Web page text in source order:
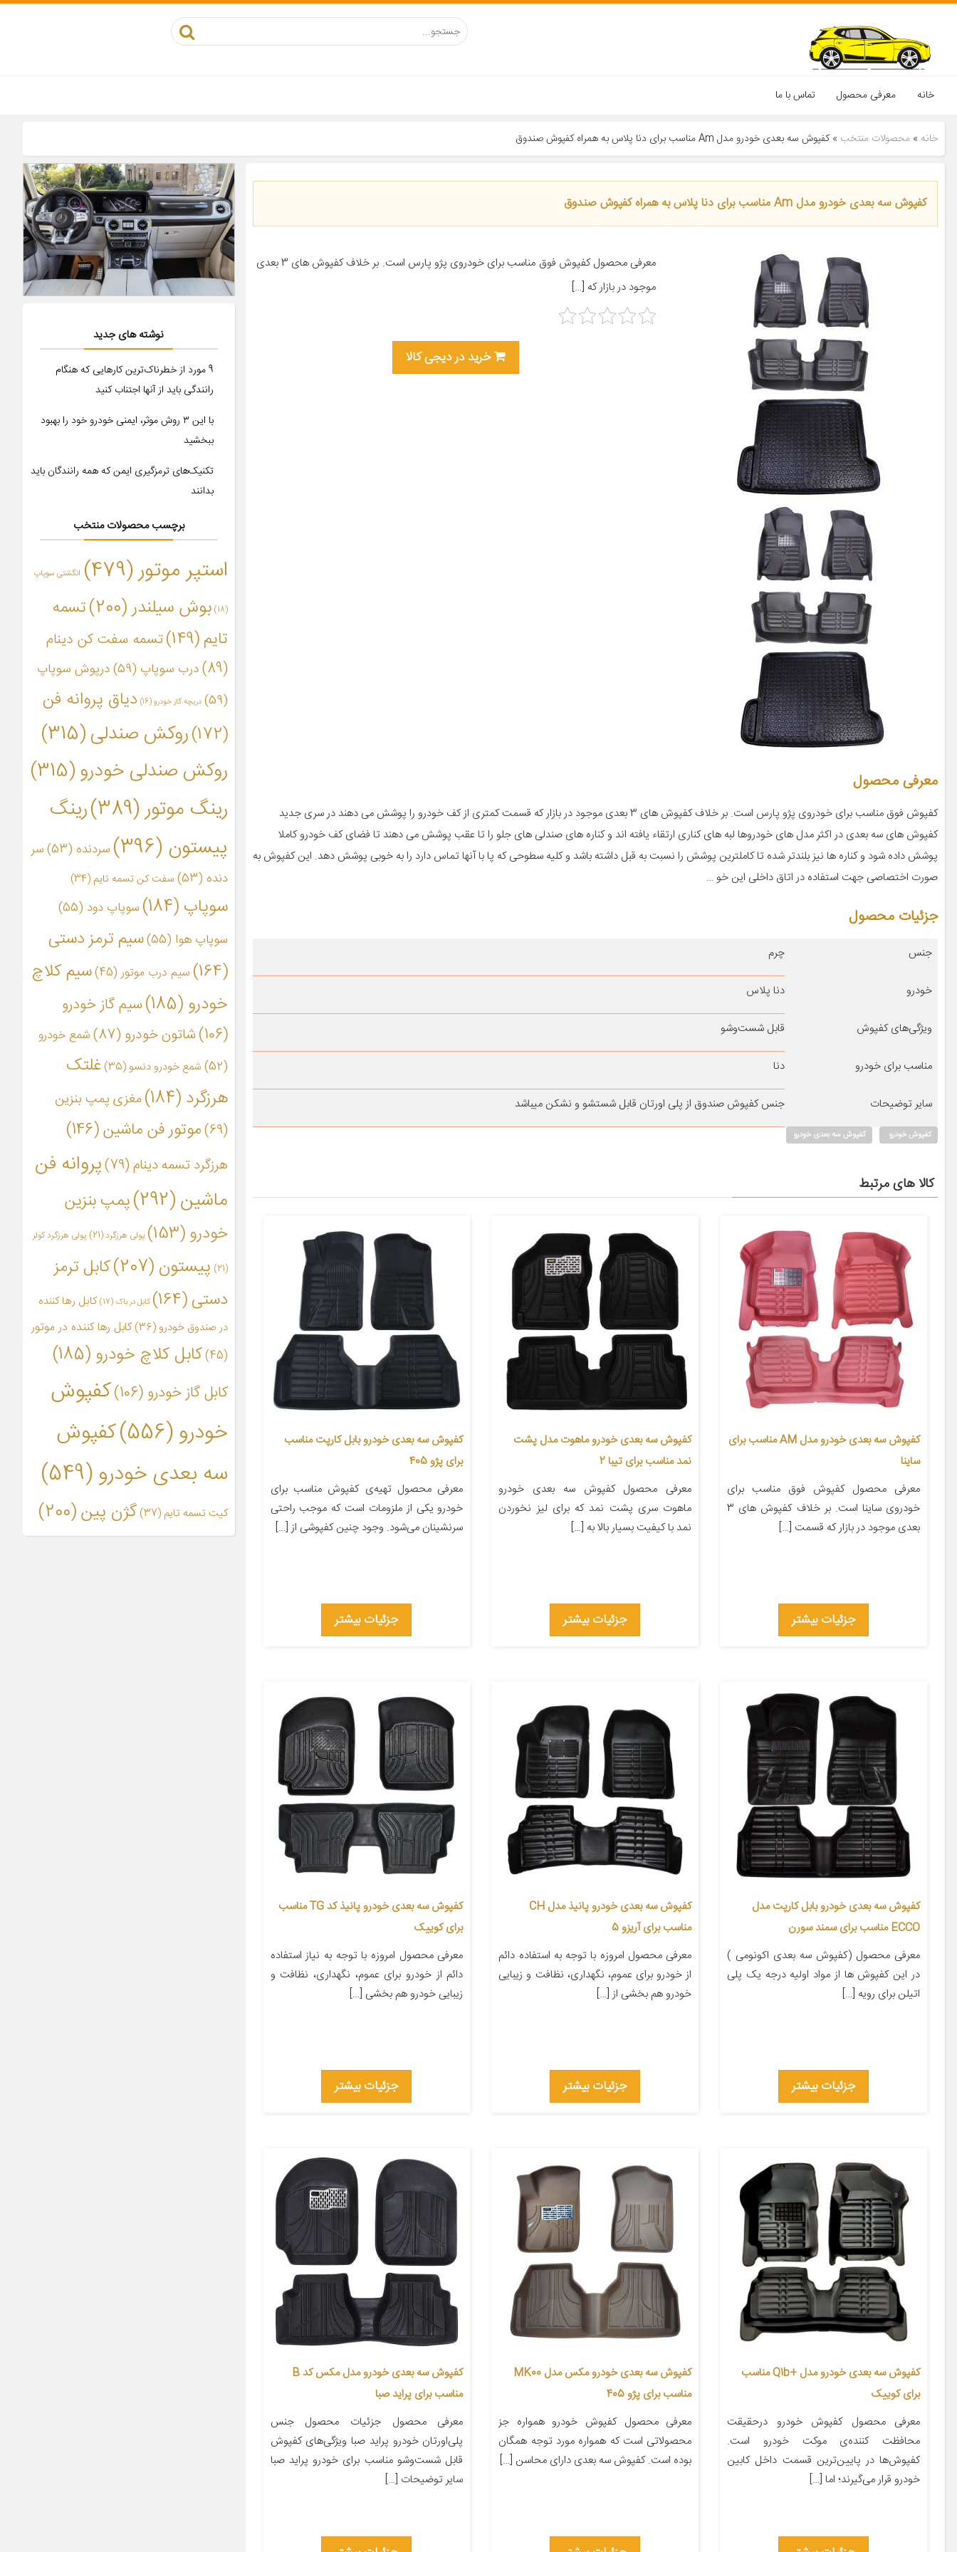
خانه معرفی محصول تماس با ما
خانه » محصولات منتخب »کفپوش سه بعدی خودرو مدل Am مناسب برای دنا پلاس به همراه کفپوش صندوق
کفپوش سه بعدی خودرو مدل Am مناسب برای دنا پلاس به همراه کفپوش صندوق
معرفی محصول کفپوش فوق مناسب برای خودروی پژو پارس است. بر خلاف کفپوش های 3 بعدی
موجود در بازار که […]
خرید در دیجی کالا
معرفی محصول
کفپوش فوق مناسب برای خودروی پژو پارس است. بر خلاف کفپوش های 3 بعدی موجود در بازار که قسمت کمتری از کف خودرو را پوشش می دهند در سری جدید
کفپوش های سه بعدی در اکثر مدل های خودروها لبه های کناری ارتقاء یافته اند و کناره های صندلی های جلو را تا عقب پوشش می دهند تا فضای کف خودرو کاملا
پوشش داده شود و کناره ها نیز بلندتر شده تا کاملترین پوشش را نسبت به قبل داشته باشد و کلیه سطوحی که پا با آنها تماس دارد را به خوبی پوشش دهد. این کفپوش به
صورت اختصاصی جهت استفاده در اتاق داخلی این خو …
جزئیات محصول
جنس چرم
خودرو دنا پلاس
ویژگی‌های کفپوش قابل شست‌وشو
مناسب برای خودرو دنا
سایر توضیحات جنس کفپوش صندوق از پلی اورتان قابل شستشو و نشکن میباشد
کفپوش خودرو کفپوش سه بعدی خودرو
کالا های مرتبط
کفپوش سه بعدی خودرو مدل AM مناسب برای
ساینا
معرفی محصول کفپوش فوق مناسب برای
خودروی ساینا است. بر خلاف کفپوش های 3
بعدی موجود در بازار که قسمت […]
جزئیات بیشتر
کفپوش سه بعدی خودرو ماهوت مدل پشت
نمد مناسب برای تیبا 2
معرفی محصول کفپوش سه بعدی خودرو
ماهوت سری پشت نمد که برای لیز نخوردن
نمد با کیفیت بسیار بالا به […]
جزئیات بیشتر
کفپوش سه بعدی خودرو بابل کارپت مناسب
برای پژو 405
معرفی محصول تهیه‌ی کفپوش مناسب برای
خودرو یکی از ملزومات است که موجب راحتی
سرنشینان می‌شود. وجود چنین کفپوشی از […]
جزئیات بیشتر
کفپوش سه بعدی خودرو بابل کارپت مدل
ECCO مناسب برای سمند سورن
معرفی محصول (کفپوش سه بعدی اکونومی )
در این کفپوش ها از مواد اولیه درجه یک پلی
اتیلن برای رویه […]
جزئیات بیشتر
کفپوش سه بعدی خودرو پانیذ مدل CH
مناسب برای آریزو 5
معرفی محصول امروزه با توجه به استفاده دائم
از خودرو برای عموم، نگهداری، نظافت و زیبایی
خودرو هم بخشی از […]
جزئیات بیشتر
کفپوش سه بعدی خودرو پانیذ کد TG مناسب
برای کوییک
معرفی محصول امروزه با توجه به نیاز استفاده
دائم از خودرو برای عموم، نگهداری، نظافت و
زیبایی خودرو هم بخشی […]
جزئیات بیشتر
کفپوش سه بعدی خودرو مدل +Q1b مناسب
برای کوییک
معرفی محصول کفپوش خودرو درحقیقت
محافظت کننده‌ی موکت خودرو است.
کفپوش‌ها در پایین‌ترین قسمت داخل کابین
خودرو قرار می‌گیرند؛ اما […]
کفپوش سه بعدی خودرو مکس مدل MK00
مناسب برای پژو 405
معرفی محصول کفپوش خودرو همواره جز
محصولاتی است که همواره مورد توجه همگان
بوده است. کفپوش سه بعدی دارای محاسن […]
کفپوش سه بعدی خودرو مدل مکس کد B
مناسب برای پراید صبا
معرفی محصول جزئیات محصول جنس
پلی‌اورتان خودرو پراید صبا ویژگی‌های کفپوش
قابل شست‌وشو مناسب برای خودرو پراید صبا
سایر توضیحات […]
نوشته های جدید
9 مورد از خطرناک‌ترین کارهایی که هنگام
رانندگی باید از آنها اجتناب کنید
با این ۳ روش موثر، ایمنی خودرو خود را بهبود
ببخشید
تکنیک‌های ترمزگیری ایمن که همه رانندگان باید
بدانند
برچسب محصولات منتخب
استپر موتور(479) انگشتی سوپاپ
(18) بوش سیلندر (200)
تسمه
تایم(149)
تسمه سفت کن دینام
(89)
درب سوپاپ (59)
درپوش سوپاپ
(59)
دریچه گاز خودرو(16)
دیاق پروانه فن
(172)
روکش صندلی(315)
روکش صندلی خودرو(315)
رینگ موتور(389)
رینگ
پیستون (396) سردنده (53)
سر
دنده (53) سفت کن تسمه تایم (34)
سوپاپ (184) سوپاپ دود (55)
سوپاپ هوا (55)
سیم ترمز دستی
(164)
سیم درب موتور(45)
سیم کلاچ
خودرو (185)
سیم گاز خودرو
(106)
شاتون خودرو (87)
شمع خودرو
(52)
شمع خودرو دنسو (35)
غلتک
هرزگرد (184)
مغزی پمپ بنزین
(69)
موتور فن ماشین(146)
هرزگرد تسمه دینام(79)
پروانه فن
ماشین(292)
پمپ بنزین
خودرو(153) پولی هرزگرد(21) پولی هرزگرد کولر
(21) پیستون (207)
کابل ترمز
دستی(164) کابل در باک (17)
کابل رها کننده
در صندوق خودرو (36)
کابل رها کننده در موتور
(45)
کابل کلاچ خودرو (185)
کابل گاز خودرو (106)
کفپوش
خودرو(556)
کفپوش
سه بعدی خودرو(549)
کیت تسمه تایم (37) گژن پین(200)